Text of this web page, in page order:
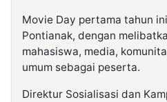
Movie Day pertama tahun
Pontianak, dengan
mahasiswa, media,
umum sebagai peserta.
Direktur Sosialisasi dan